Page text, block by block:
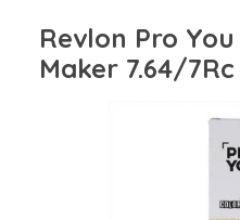
Revlon Pro
Maker 7.64/7Rc